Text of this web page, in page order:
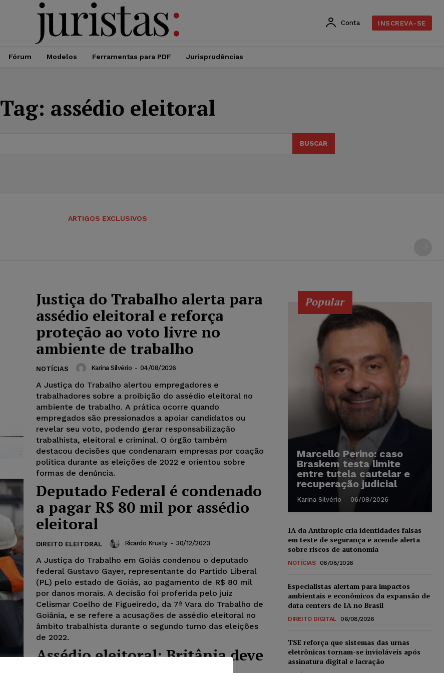
Conta INSCREVA-SE
Fórum Modelos Ferramentas para PDF Jurisprudências
Tag: assédio eleitoral
BUSCAR
ARTIGOS EXCLUSIVOS
Justiça do Trabalho alerta para
assédio eleitoral e reforça
proteção ao voto livre no
ambiente de trabalho
NOTÍCIAS Karina Silvério - 04/08/2026
A Justiça do Trabalho alertou empregadores e
trabalhadores sobre a proibição do assédio eleitoral no
ambiente de trabalho. A prática ocorre quando
empregados são pressionados a apoiar candidatos ou
revelar seu voto, podendo gerar responsabilização
trabalhista, eleitoral e criminal. O órgão também
destacou decisões que condenaram empresas por coação
política durante as eleições de 2022 e orientou sobre
formas de denúncia.
Deputado Federal é condenado
a pagar R$ 80 mil por assédio
eleitoral
DIREITO ELEITORAL Ricardo Krusty - 30/12/2023
A Justiça do Trabalho em Goiás condenou o deputado
federal Gustavo Gayer, representante do Partido Liberal
(PL) pelo estado de Goiás, ao pagamento de R$ 80 mil
por danos morais. A decisão foi proferida pelo juiz
Celismar Coelho de Figueiredo, da 7ª Vara do Trabalho de
Goiânia, e se refere a acusações de assédio eleitoral no
âmbito trabalhista durante o segundo turno das eleições
de 2022.
Assédio eleitoral: Britânia deve
Popular
Marcello Perino: caso
Braskem testa limite
entre tutela cautelar e
recuperação judicial
Karina Silvério - 06/08/2026
IA da Anthropic cria identidades falsas
em teste de segurança e acende alerta
sobre riscos de autonomia
NOTÍCIAS 06/08/2026
Especialistas alertam para impactos
ambientais e econômicos da expansão de
data centers de IA no Brasil
DIREITO DIGITAL 06/08/2026
TSE reforça que sistemas das urnas
eletrônicas tornam-se invioláveis após
assinatura digital e lacração